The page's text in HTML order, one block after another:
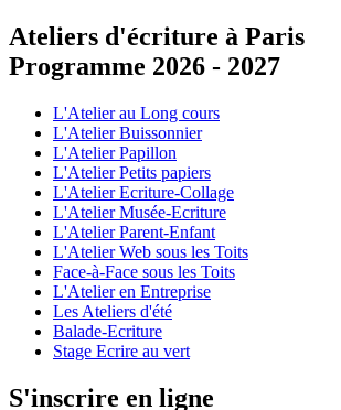
Ateliers d'écriture à Paris
Programme 2026 - 2027
L'Atelier au Long cours
L'Atelier Buissonnier
L'Atelier Papillon
L'Atelier Petits papiers
L'Atelier Ecriture-Collage
L'Atelier Musée-Ecriture
L'Atelier Parent-Enfant
L'Atelier Web sous les Toits
Face-à-Face sous les Toits
L'Atelier en Entreprise
Les Ateliers d'été
Balade-Ecriture
Stage Ecrire au vert
S'inscrire en ligne